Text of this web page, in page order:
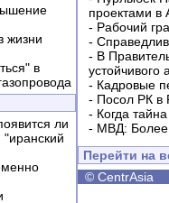
жизни
в
ли
"иранский
проектами в
- Рабочий
-
- В
устойчивого
- Кадровые
- Посол РК в
- Когда
- МВД: Более
Перейти на
© CentrAsia